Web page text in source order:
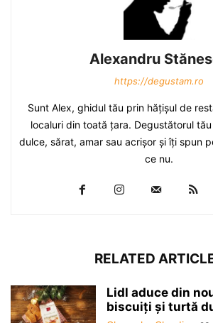
Alexandru
https://degustam.ro
Sunt Alex, ghidul tău prin hăţişul de
localuri din toată ţara. Degustătorul
dulce, sărat, amar sau acrişor şi îţi spun
ce nu.
RELATED
Lidl aduce din
biscuiți și turtă